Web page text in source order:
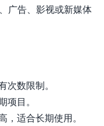
广告、影视或新媒体
数限制。
目。
适合长期使用。